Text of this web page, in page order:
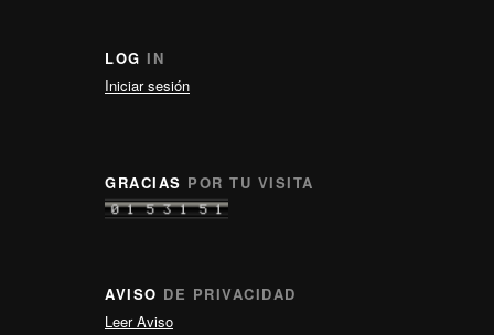
LOG IN
Iniciar sesión
GRACIAS POR TU VISITA
AVISO DE PRIVACIDAD
Leer Aviso